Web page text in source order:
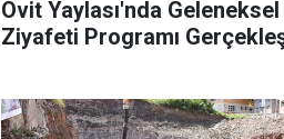
Ovit Yaylası'nda
Ziyafeti Programı